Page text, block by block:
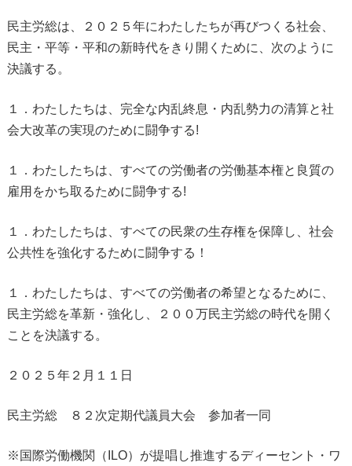
民主労総は、２０２５年にわたしたちが再びつくる社会、
民主・平等・平和の新時代をきり開くために、次のように
決議する。
１．わたしたちは、完全な内乱終息・内乱勢力の清算と社
会大改革の実現のために闘争する!
１．わたしたちは、すべての労働者の労働基本権と良質の
雇用をかち取るために闘争する!
１．わたしたちは、すべての民衆の生存権を保障し、社会
公共性を強化するために闘争する！
１．わたしたちは、すべての労働者の希望となるために、
民主労総を革新・強化し、２００万民主労総の時代を開く
ことを決議する。
２０２５年２月１１日
民主労総 ８２次定期代議員大会 参加者一同
※国際労働機関（ILO）が提唱し推進するディーセント・ワ